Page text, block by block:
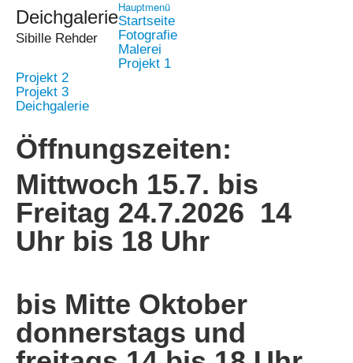
Deichgalerie
Sibille Rehder
Hauptmenü
Startseite
Fotografie
Malerei
Projekt 1
Projekt 2
Projekt 3
Deichgalerie
Öffnungszeiten:
Mittwoch 15.7. bis
Freitag 24.7.2026 14
Uhr bis 18 Uhr
bis Mitte Oktober
donnerstags und